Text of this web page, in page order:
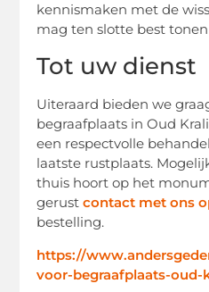
kennismaken met de
mag ten slotte best
Tot uw dienst
Uiteraard bieden we
begraafplaats in Oud
een respectvolle
laatste rustplaats.
thuis hoort op het
gerustcontact met ons
bestelling.
https://
voor-begraafplaats-oud-